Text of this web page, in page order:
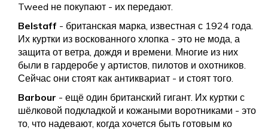
Tweed не покупают - их передают.
Belstaff - британская марка, известная с 1924 года.
Их куртки из воскованного хлопка - это не мода, а
защита от ветра, дождя и времени. Многие из них
были в гардеробе у артистов, пилотов и охотников.
Сейчас они стоят как антиквариат - и стоят того.
Barbour - ещё один британский гигант. Их куртки с
шёлковой подкладкой и кожаными воротниками - это
то, что надевают, когда хочется быть готовым ко